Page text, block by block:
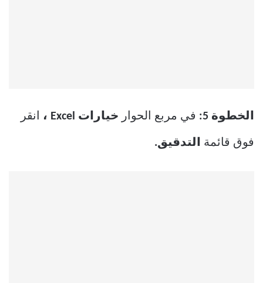
الخطوة 5: في مربع الحوار خيارات Excel ، انقر
فوق قائمة التدقيق.